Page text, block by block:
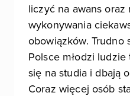
liczyć na awans oraz
wykonywania
obowiązków. Trudno
Polsce młodzi
się na studia i dbają
Coraz więcej osób